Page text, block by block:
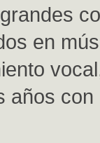
en
años con